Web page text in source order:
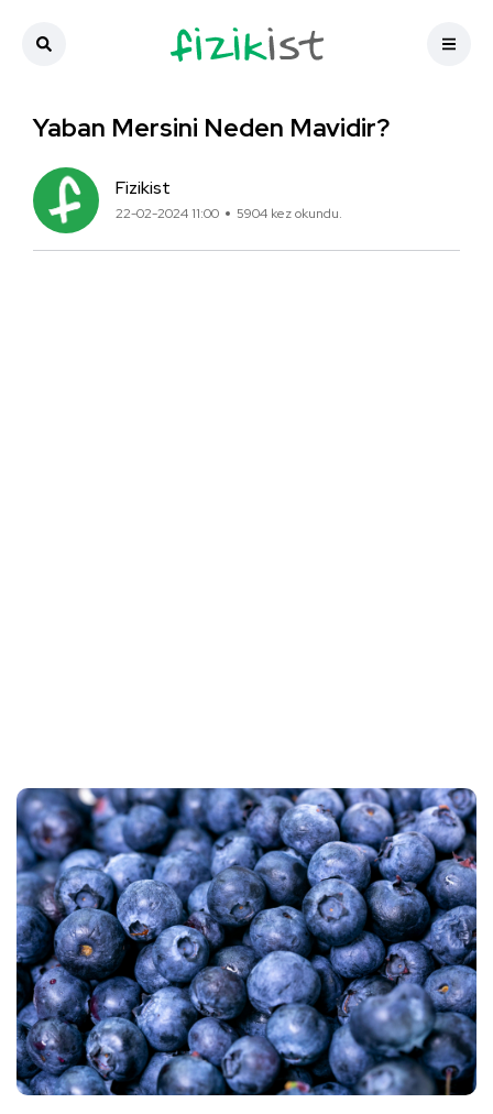
Yaban Mersini Neden Mavidir?
Fizikist
22-02-2024 11:00 5904 kez okundu.